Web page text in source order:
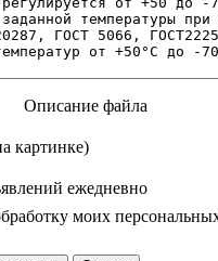
Описание файла
картинке)
ежедневно
моих